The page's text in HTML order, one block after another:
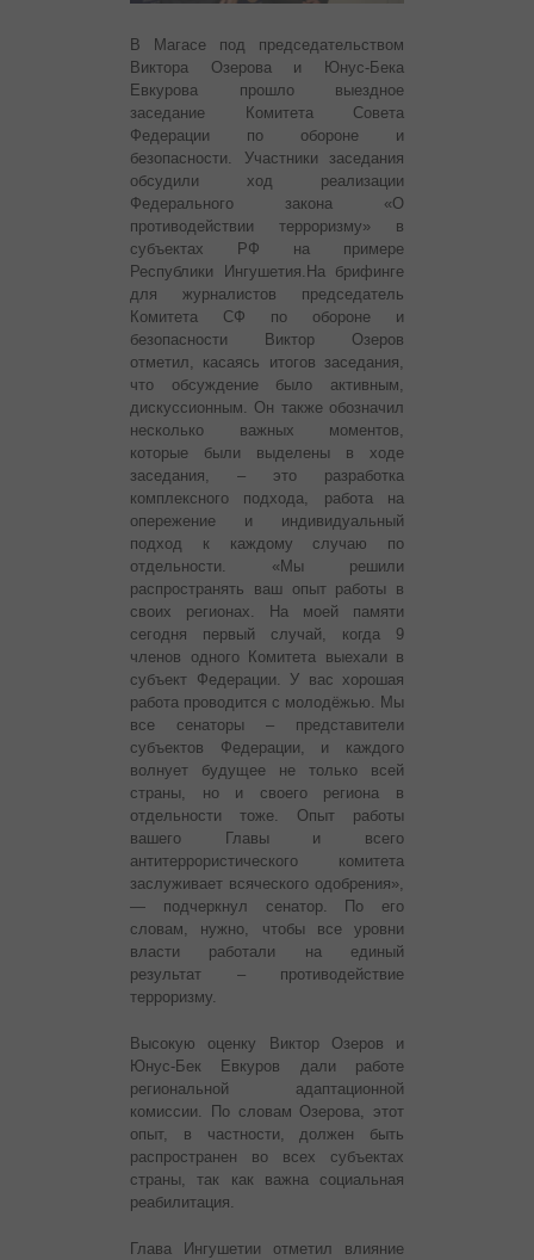
В Магасе под председательством
Виктора Озерова и Юнус-Бека
Евкурова прошло выездное
заседание Комитета Совета
Федерации по обороне и
безопасности. Участники заседания
обсудили ход реализации
Федерального закона «О
противодействии терроризму» в
субъектах РФ на примере
Республики Ингушетия. На брифинге
для журналистов председатель
Комитета СФ по обороне и
безопасности Виктор Озеров
отметил, касаясь итогов заседания,
что обсуждение было активным,
дискуссионным. Он также обозначил
несколько важных моментов,
которые были выделены в ходе
заседания, – это разработка
комплексного подхода, работа на
опережение и индивидуальный
подход к каждому случаю по
отдельности. «Мы решили
распространять ваш опыт работы в
своих регионах. На моей памяти
сегодня первый случай, когда 9
членов одного Комитета выехали в
субъект Федерации. У вас хорошая
работа проводится с молодёжью. Мы
все сенаторы – представители
субъектов Федерации, и каждого
волнует будущее не только всей
страны, но и своего региона в
отдельности тоже. Опыт работы
вашего Главы и всего
антитеррористического комитета
заслуживает всяческого одобрения»,
— подчеркнул сенатор. По его
словам, нужно, чтобы все уровни
власти работали на единый
результат – противодействие
терроризму.
Высокую оценку Виктор Озеров и
Юнус-Бек Евкуров дали работе
региональной адаптационной
комиссии. По словам Озерова, этот
опыт, в частности, должен быть
распространен во всех субъектах
страны, так как важна социальная
реабилитация.
Глава Ингушетии отметил влияние